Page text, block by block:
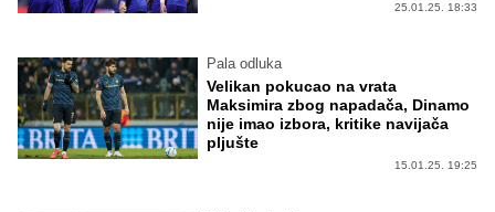
25.01.25. 18:33
Pala odluka
Velikan pokucao na vrata
Maksimira zbog napadača, Dinamo
nije imao izbora, kritike navijača
pljušte
15.01.25. 19:25